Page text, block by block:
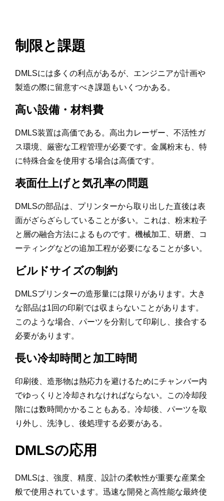
制限と課題
DMLSには多くの利点があるが、エンジニアが計画や
製造の際に留意すべき課題もいくつかある。
高い設備・材料費
DMLS装置は高価である。高出力レーザー、不活性ガ
ス環境、厳密な工程管理が必要です。金属粉末も、特
に特殊合金を使用する場合は高価です。
表面仕上げと気孔率の問題
DMLSの部品は、プリンターから取り出した直後は表
面がざらざらしていることが多い。これは、粉末粒子
と層の融合方法によるものです。機械加工、研磨、コ
ーティングなどの追加工程が必要になることが多い。
ビルドサイズの制約
DMLSプリンターの造形量には限りがあります。大き
な部品は1回の印刷では収まらないことがあります。
このような場合、パーツを分割して印刷し、接合する
必要があります。
長い冷却時間と加工時間
印刷後、造形物は熱応力を避けるためにチャンバー内
でゆっくりと冷却されなければならない。この冷却段
階には数時間かかることもある。冷却後、パーツを取
り外し、洗浄し、後処理する必要がある。
DMLSの応用
DMLSは、強度、精度、設計の柔軟性が重要な産業全
般で使用されています。迅速な開発と高性能な最終使